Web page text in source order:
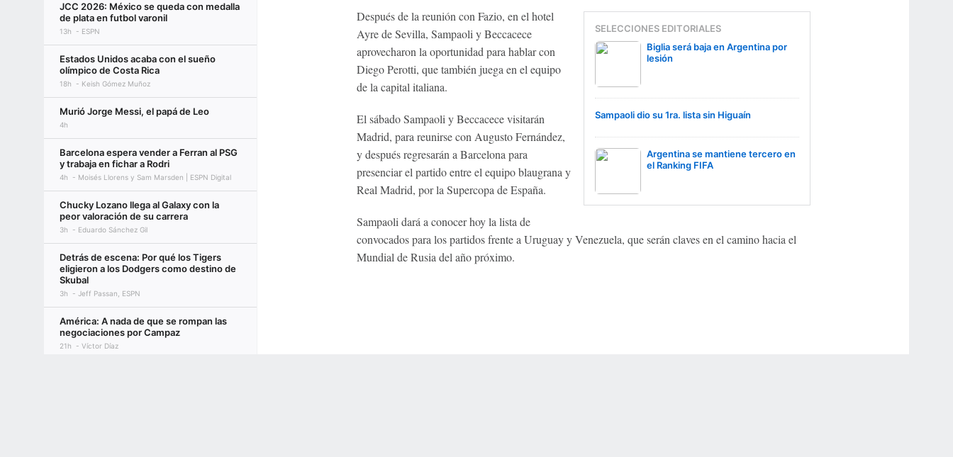
JCC 2026: México se queda con medalla
de plata en futbol varonil
13h ESPN
Estados Unidos acaba con el sueño
olímpico de Costa Rica
18h Keish Gómez Muñoz
Murió Jorge Messi, el papá de Leo
4h
Barcelona espera vender a Ferran al PSG
y trabaja en fichar a Rodri
4h Moisés Llorens y Sam Marsden | ESPN Digital
Chucky Lozano llega al Galaxy con la
peor valoración de su carrera
3h Eduardo Sánchez Gil
Detrás de escena: Por qué los Tigers
eligieron a los Dodgers como destino de
Skubal
3h Jeff Passan, ESPN
América: A nada de que se rompan las
negociaciones por Campaz
21h Víctor Díaz
SELECCIONES EDITORIALES
Biglia será baja en Argentina por
lesión
Sampaoli dio su 1ra. lista sin Higuaín
Argentina se mantiene tercero en
el Ranking FIFA
Después de la reunión con Fazio, en el hotel
Ayre de Sevilla, Sampaoli y Beccacece
aprovecharon la oportunidad para hablar con
Diego Perotti, que también juega en el equipo
de la capital italiana.
El sábado Sampaoli y Beccacece visitarán
Madrid, para reunirse con Augusto Fernández,
y después regresarán a Barcelona para
presenciar el partido entre el equipo blaugrana y
Real Madrid, por la Supercopa de España.
Sampaoli dará a conocer hoy la lista de
convocados para los partidos frente a Uruguay y Venezuela, que serán claves en el camino hacia el
Mundial de Rusia del año próximo.